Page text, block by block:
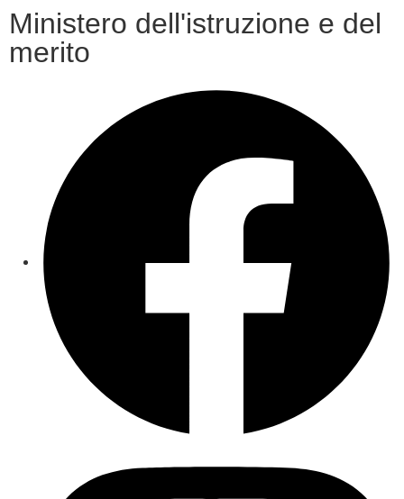
Ministero dell'istruzione e del
merito